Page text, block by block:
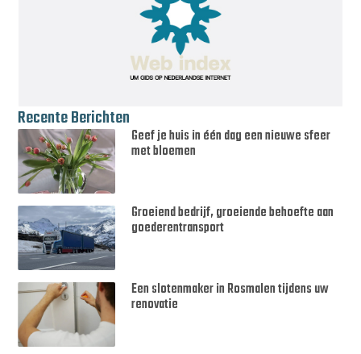
Recente Berichten
Geef je huis in één dag een nieuwe sfeer
met bloemen
Groeiend bedrijf, groeiende behoefte aan
goederentransport
Een slotenmaker in Rosmalen tijdens uw
renovatie